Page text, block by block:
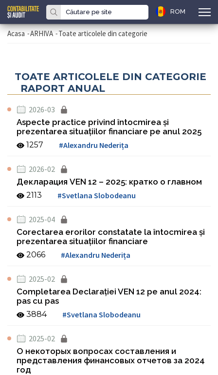
ROM
Acasa -ARHIVA -Toate articolele din categorie
TOATE ARTICOLELE DIN CATEGORIE
RAPORT ANUAL
2026-03
Aspecte practice privind întocmirea și
prezentarea situațiilor financiare pe anul 2025
1257 #Alexandru Nederița
2026-02
Декларация VEN 12 – 2025: кратко о главном
2113 #Svetlana Slobodeanu
2025-04
Corectarea erorilor constatate la întocmirea şi
prezentarea situaţiilor financiare
2066 #Alexandru Nederița
2025-02
Completarea Declaraţiei VEN 12 pe anul 2024:
pas cu pas
3884 #Svetlana Slobodeanu
2025-02
О некоторых вопросах составления и
представления финансовых отчетов за 2024
год